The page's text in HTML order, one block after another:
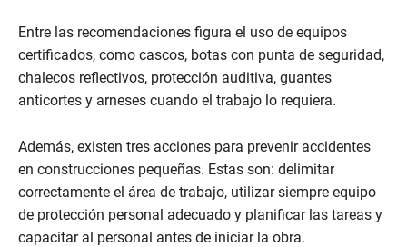
Entre las recomendaciones figura el uso de equipos
certificados, como cascos, botas con punta de seguridad,
chalecos reflectivos, protección auditiva, guantes
anticortes y arneses cuando el trabajo lo requiera.
Además, existen tres acciones para prevenir accidentes
en construcciones pequeñas. Estas son: delimitar
correctamente el área de trabajo, utilizar siempre equipo
de protección personal adecuado y planificar las tareas y
capacitar al personal antes de iniciar la obra.